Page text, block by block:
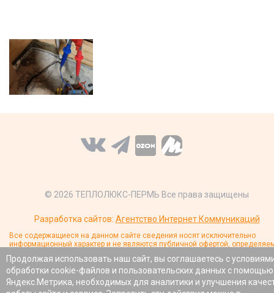
© 2026 ТЕПЛОЛЮКС-ПЕРМЬ Все права защищены
Разработка сайтов: Агентство Интернет Коммуникаций
Все содержащиеся на данном сайте сведения носят исключительно
информационный характер и не являются публичной офертой,
получения более детальной информации о характеристиках, наличии и
стоимости товаров обращайтесь к менеджерам компании.
Продолжая использовать наш сайт, вы соглашаетесь с
обработки cookie-файлов и пользовательских данных с помощью
Яндекс.Метрика, необходимых для аналитики и улучшения